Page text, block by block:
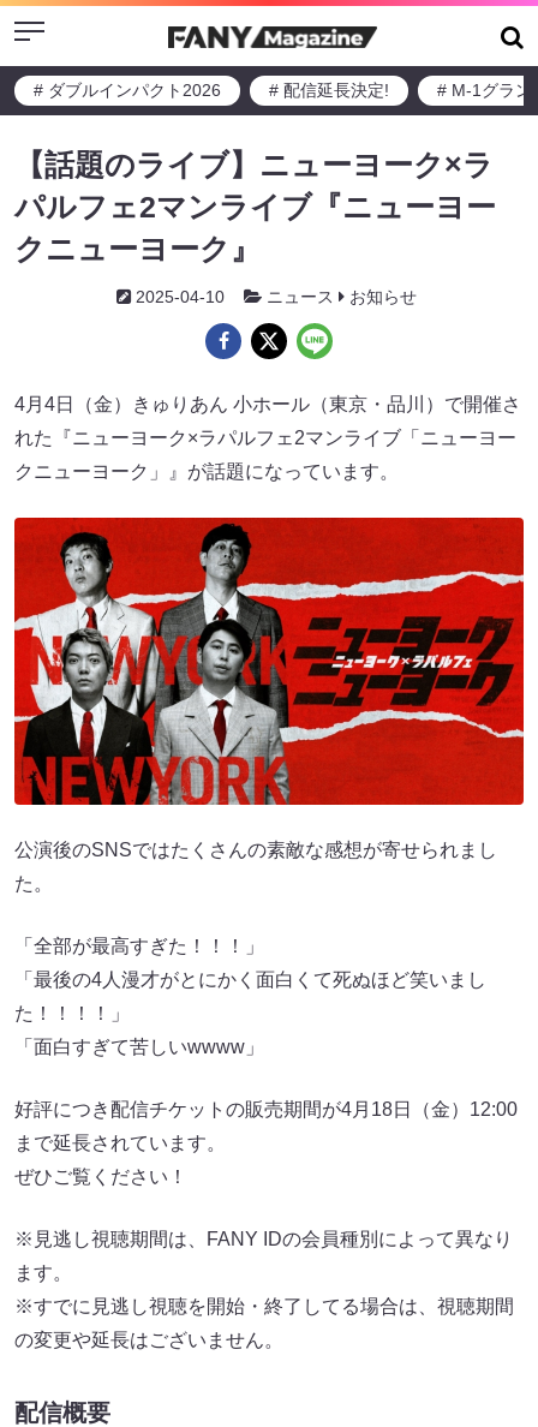
Menu
# ダブルインパクト2026 # 配信延長決定! # M-1グラン
【話題のライブ】ニューヨーク×ラ
パルフェ2マンライブ『ニューヨー
クニューヨーク』
2025-04-10 ニュース お知らせ
4月4日（金）きゅりあん 小ホール（東京・品川）で開催さ
れた『ニューヨーク×ラパルフェ2マンライブ「ニューヨー
クニューヨーク」』が話題になっています。
公演後のSNSではたくさんの素敵な感想が寄せられまし
た。
「全部が最高すぎた！！！」
「最後の4人漫才がとにかく面白くて死ぬほど笑いまし
た！！！！」
「面白すぎて苦しいwwww」
好評につき配信チケットの販売期間が4月18日（金）12:00
まで延長されています。
ぜひご覧ください！
※見逃し視聴期間は、FANY IDの会員種別によって異なり
ます。
※すでに見逃し視聴を開始・終了してる場合は、視聴期間
の変更や延長はございません。
配信概要